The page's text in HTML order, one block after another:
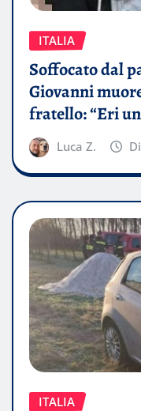
ITALIA
Soffocato dal
Giovanni
fratello: “Eri
Luca Z.
ITALIA